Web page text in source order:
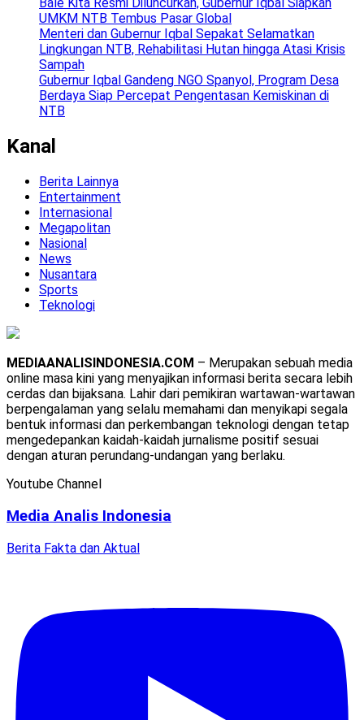
Bale Kita Resmi Diluncurkan, Gubernur Iqbal Siapkan
UMKM NTB Tembus Pasar Global
Menteri dan Gubernur Iqbal Sepakat Selamatkan
Lingkungan NTB, Rehabilitasi Hutan hingga Atasi Krisis
Sampah
Gubernur Iqbal Gandeng NGO Spanyol, Program Desa
Berdaya Siap Percepat Pengentasan Kemiskinan di
NTB
Kanal
Berita Lainnya
Entertainment
Internasional
Megapolitan
Nasional
News
Nusantara
Sports
Teknologi
MEDIAANALISINDONESIA.COM – Merupakan sebuah media
online masa kini yang menyajikan informasi berita secara lebih
cerdas dan bijaksana. Lahir dari pemikiran wartawan-wartawan
berpengalaman yang selalu memahami dan menyikapi segala
bentuk informasi dan perkembangan teknologi dengan tetap
mengedepankan kaidah-kaidah jurnalisme positif sesuai
dengan aturan perundang-undangan yang berlaku.
Youtube Channel
Media Analis Indonesia
Berita Fakta dan Aktual